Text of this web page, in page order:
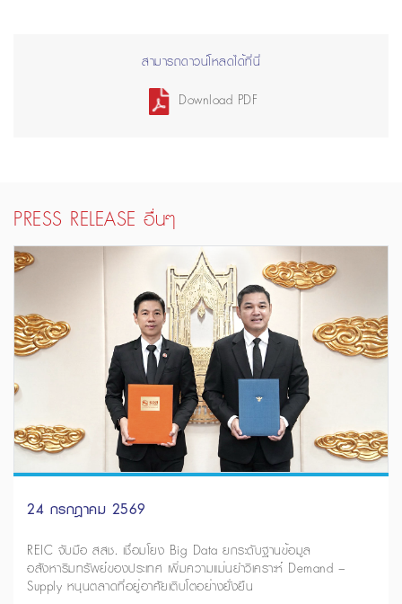
สามารถดาวน์โหลดได้ที่นี่
Download PDF
PRESS RELEASE อื่นๆ
24 กรกฎาคม 2569
REIC จับมือ สสช. เชื่อมโยง Big Data ยกระดับฐานข้อมูล
อสังหาริมทรัพย์ของประเทศ เพิ่มความแม่นยำวิเคราะห์ Demand –
Supply หนุนตลาดที่อยู่อาศัยเติบโตอย่างยั่งยืน